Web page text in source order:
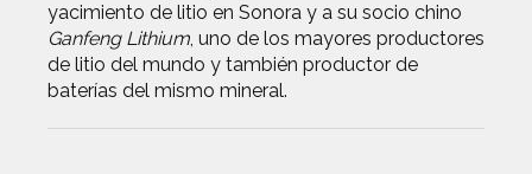
yacimiento de litio en Sonora y a su socio chino
Ganfeng Lithium, uno de los mayores productores
de litio del mundo y también productor de
baterías del mismo mineral.